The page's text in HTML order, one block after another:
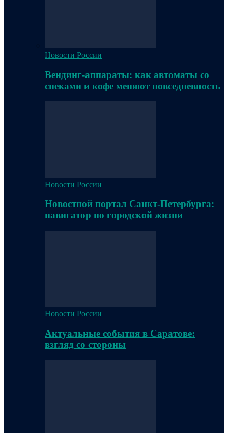
Новости России
Вендинг-аппараты: как автоматы со
снеками и кофе меняют повседневность
Новости России
Новостной портал Санкт-Петербурга:
навигатор по городской жизни
Новости России
Актуальные события в Саратове:
взгляд со стороны